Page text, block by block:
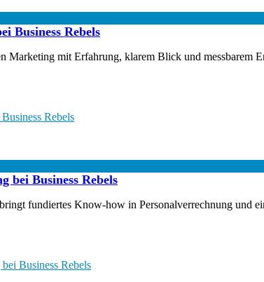
Business Rebels
Marketing mit Erfahrung, klarem Blick und messbarem
Rebels
bei Business Rebels
fundiertes Know-how in Personalverrechnung und
Business Rebels